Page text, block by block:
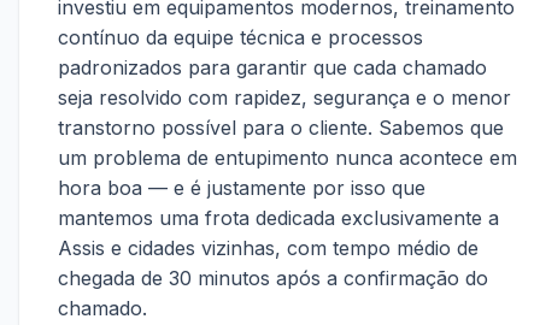
investiu em equipamentos modernos, treinamento
contínuo da equipe técnica e processos
padronizados para garantir que cada chamado
seja resolvido com rapidez, segurança e o menor
transtorno possível para o cliente. Sabemos que
um problema de entupimento nunca acontece em
hora boa — e é justamente por isso que
mantemos uma frota dedicada exclusivamente a
Assis e cidades vizinhas, com tempo médio de
chegada de 30 minutos após a confirmação do
chamado.